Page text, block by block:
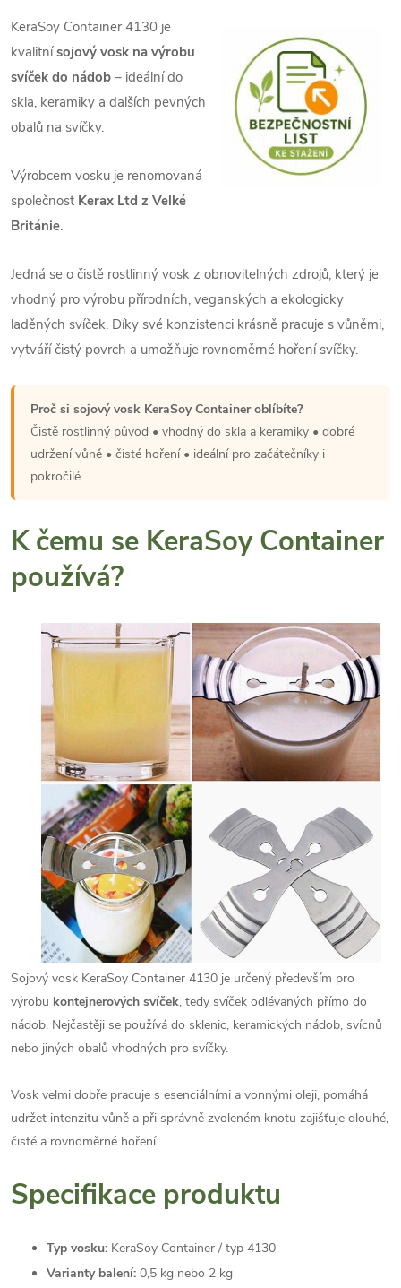
KeraSoy Container 4130 je
kvalitnísojový vosk na výrobu
svíček do nádob – ideální do
skla, keramiky a dalších pevných
obalů na svíčky.
Výrobcem vosku je renomovaná
společnost Kerax Ltd z Velké
Británie.
Jedná se o čistě rostlinný vosk z obnovitelných zdrojů, který je
vhodný pro výrobu přírodních, veganských a ekologicky
laděných svíček. Díky své konzistenci krásně pracuje s vůněmi,
vytváří čistý povrch a umožňuje rovnoměrné hoření svíčky.
Proč si sojový vosk KeraSoy Container oblíbíte?
Čistě rostlinný původ • vhodný do skla a keramiky • dobré
udržení vůně • čisté hoření • ideální pro začátečníky i
pokročilé
K čemu se KeraSoy Container
používá?
Sojový vosk KeraSoy Container 4130 je určený především pro
výrobu kontejnerových svíček, tedy svíček odlévaných přímo do
nádob. Nejčastěji se používá do sklenic, keramických nádob, svícnů
nebo jiných obalů vhodných pro svíčky.
Vosk velmi dobře pracuje s esenciálními a vonnými oleji, pomáhá
udržet intenzitu vůně a při správně zvoleném knotu zajišťuje dlouhé,
čisté a rovnoměrné hoření.
Specifikace produktu
Typ vosku: KeraSoy Container / typ 4130
Varianty balení: 0,5 kg nebo 2 kg